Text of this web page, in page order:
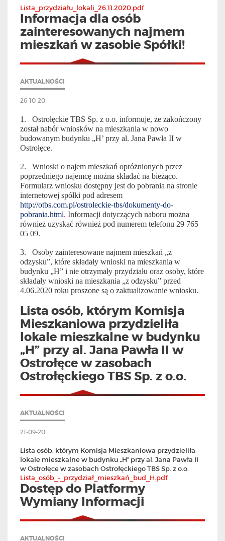
Lista_przydziału_lokali_26.11.2020.pdf
Informacja dla osób
zainteresowanych najmem
mieszkań w zasobie Spółki!
AKTUALNOŚCI
26-10-20
1.
Ostrołęckie TBS Sp. z o.o. informuje, że zakończony
został nabór wniosków na mieszkania w nowo
budowanym budynku „H’ przy al. Jana Pawła II w
Ostrołęce.
2.
Wnioski o najem mieszkań opróżnionych przez
poprzedniego najemcę można składać na bieżąco.
Formularz wniosku dostępny jest do pobrania na stronie
internetowej spółki pod adresem
http://otbs.com.pl/ostroleckie-tbs/dokumenty-do-
pobrania.html. Informacji dotyczących naboru można
również uzyskać również pod numerem telefonu 29 765
05 09.
3.
Osoby zainteresowane najmem mieszkań „z
odzysku”, które składały wnioski na mieszkania w
budynku „H” i nie otrzymały przydziału oraz osoby, które
składały wnioski na mieszkania „z odzysku” przed
4.06.2020 roku proszone są o zaktualizowanie wniosku.
Lista osób, którym Komisja
Mieszkaniowa przydzieliła
lokale mieszkalne w budynku
„H” przy al. Jana Pawła II w
Ostrołęce w zasobach
Ostrołęckiego TBS Sp. z o.o.
AKTUALNOŚCI
21-09-20
Lista osób, którym Komisja Mieszkaniowa przydzieliła
lokale mieszkalne w budynku „H” przy al. Jana Pawła II
w Ostrołęce w zasobach Ostrołęckiego TBS Sp. z o.o.
Lista_osób_-_przydział_mieszkań_bud_H.pdf
Dostęp do Platformy
Wymiany Informacji
AKTUALNOŚCI